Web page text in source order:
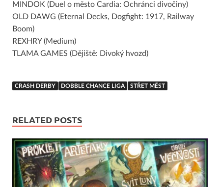
MINDOK (Duel o město Cardia: Ochránci divočiny)
OLD DAWG (Eternal Decks, Dogfight: 1917, Railway
Boom)
REXHRY (Medium)
TLAMA GAMES (Dějiště: Divoký hvozd)
CRASH DERBY DOBBLE CHANCE LIGA STŘET MĚST
RELATED POSTS